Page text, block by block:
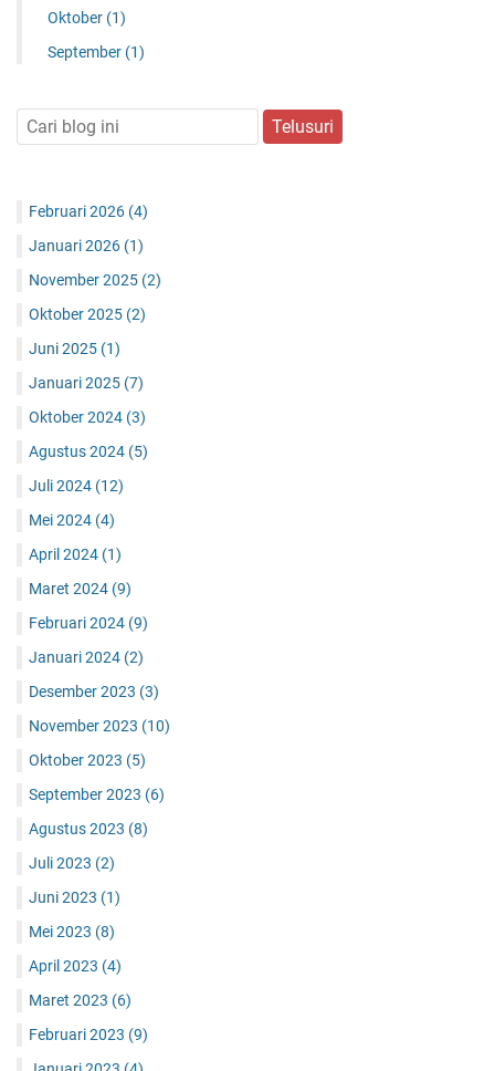
Oktober (1)
September (1)
Februari 2026 (4)
Januari 2026 (1)
November 2025 (2)
Oktober 2025 (2)
Juni 2025 (1)
Januari 2025 (7)
Oktober 2024 (3)
Agustus 2024 (5)
Juli 2024 (12)
Mei 2024 (4)
April 2024 (1)
Maret 2024 (9)
Februari 2024 (9)
Januari 2024 (2)
Desember 2023 (3)
November 2023 (10)
Oktober 2023 (5)
September 2023 (6)
Agustus 2023 (8)
Juli 2023 (2)
Juni 2023 (1)
Mei 2023 (8)
April 2023 (4)
Maret 2023 (6)
Februari 2023 (9)